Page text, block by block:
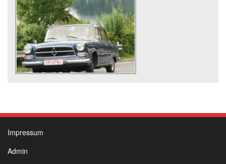
Impressum
Admin